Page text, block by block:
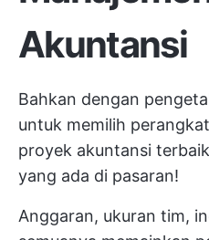
Akuntansi
Bahkan dengan
untuk memilih
proyek akuntansi
yang ada di pasaran!
Anggaran, ukuran tim,